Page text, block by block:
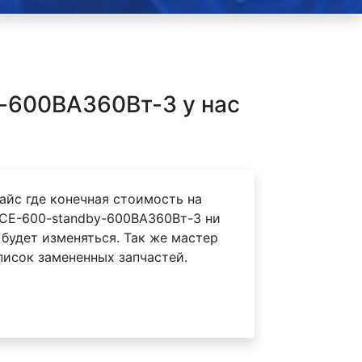
3 у нас
где конечная стоимость на
600-standby-600ВА360Вт-3 ни
изменяться. Так же мастер
замененных запчастей.